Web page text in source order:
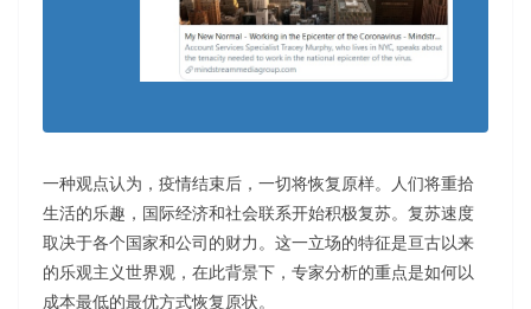
一种观点认为，疫情结束后，一切将恢复原样。人们将重拾
生活的乐趣，国际经济和社会联系开始积极复苏。复苏速度
取决于各个国家和公司的财力。这一立场的特征是亘古以来
的乐观主义世界观，在此背景下，专家分析的重点是如何以
成本最低的最优方式恢复原状。